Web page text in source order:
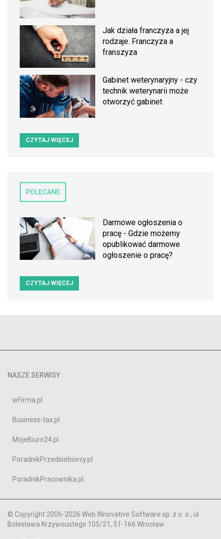
Jak działa franczyza a jej
rodzaje. Franczyza a
franszyza
Gabinet weterynaryjny - czy
technik weterynarii może
otworzyć gabinet
CZYTAJ WIĘCEJ
POLECANE
Darmowe ogłoszenia o
pracę - Gdzie możemy
opublikować darmowe
ogłoszenie o pracę?
CZYTAJ WIĘCEJ
NASZE SERWISY
wFirma.pl
Business-tax.pl
MojeBiuro24.pl
PoradnikPrzedsiebiorcy.pl
PoradnikPracownika.pl
© Copyright 2006-2026 Web INnovative Software sp. z o. o., ul.
Bolesława Krzywoustego 105/21, 51-166 Wrocław